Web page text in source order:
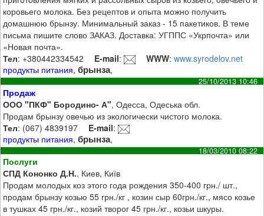
коровьего молока. Без рецептов и опыта можно получить
домашнюю брынзу. Минимальный заказ - 15 пакетиков. В теме
письма пишите слово ЗАКАЗ. Доставка: УГППС «Укрпочта» или
«Новая почта».
Тел: +380442334542 E-mail: WWW:www.syrodelov.net
продукты питания,брынза,
25/10/2013 10:46
Продаж
ООО "ПКФ" Бородино- А", Одесса, Одеська обл.
Продам брынзу овечью из экологически чистого молока.
Тел: (067) 4839197 E-mail:
продукты питания,брынза,
18/03/2010 08:22
Послуги
СПД Кононко Д.Н., Киев, Київ
Продам молодых коз этого года рождения 350-400 грн./ шт.,
продам брынзу козью 55 грн./кг , козин сыр 60грн./кг., мясо козье
в тушках 45 грн./кг., козий творог 45 грн./кг., козьи шкуры.